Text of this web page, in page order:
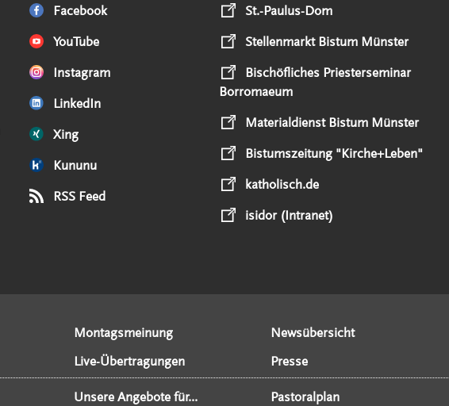
Facebook
YouTube
Instagram
LinkedIn
Xing
Kununu
RSS Feed
St.-Paulus-Dom
Stellenmarkt Bistum Münster
Bischöfliches Priesterseminar
Borromaeum
Materialdienst Bistum Münster
Bistumszeitung "Kirche+Leben"
katholisch.de
isidor (Intranet)
Montagsmeinung Newsübersicht
Live-Übertragungen
Presse
Unsere Angebote für... Pastoralplan